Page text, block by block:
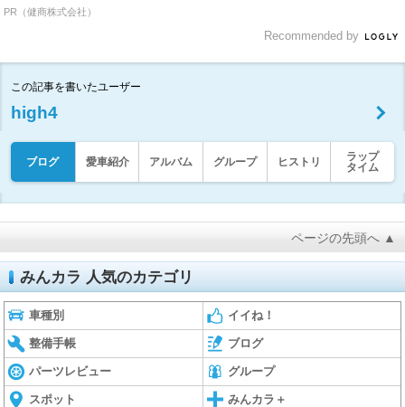
PR（健商株式会社）
Recommended by
この記事を書いたユーザー
high4
ブログ 愛車紹介 アルバム グループ ヒストリ
ラップ
タイム
ページの先頭へ ▲
みんカラ 人気のカテゴリ
車種別 イイね！
整備手帳 ブログ
パーツレビュー グループ
スポット みんカラ＋